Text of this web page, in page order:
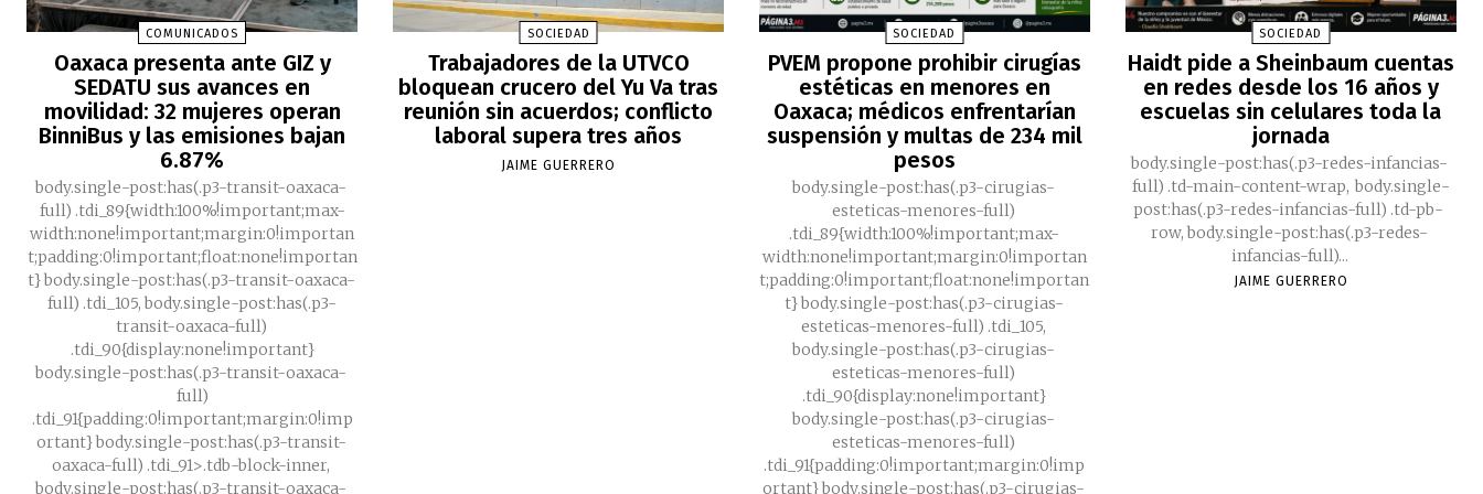
COMUNICADOS
Oaxaca presenta ante GIZ y
SEDATU sus avances en
movilidad: 32 mujeres operan
BinniBus y las emisiones bajan
6.87%
body.single-post:has(.p3-transit-oaxaca-
full) .tdi_89{width:100%!important;max-
width:none!important;margin:0!importan
t;padding:0!important;float:none!importan
t} body.single-post:has(.p3-transit-oaxaca-
full) .tdi_105, body.single-post:has(.p3-
transit-oaxaca-full)
.tdi_90{display:none!important}
body.single-post:has(.p3-transit-oaxaca-
full)
.tdi_91{padding:0!important;margin:0!imp
ortant} body.single-post:has(.p3-transit-
oaxaca-full) .tdi_91>.tdb-block-inner,
body.single-post:has(.p3-transit-oaxaca-
SOCIEDAD
Trabajadores de la UTVCO
bloquean crucero del Yu Va tras
reunión sin acuerdos; conflicto
laboral supera tres años
JAIME GUERRERO
SOCIEDAD
PVEM propone prohibir cirugías
estéticas en menores en
Oaxaca; médicos enfrentarían
suspensión y multas de 234 mil
pesos
body.single-post:has(.p3-cirugias-
esteticas-menores-full)
.tdi_89{width:100%!important;max-
width:none!important;margin:0!importan
t;padding:0!important;float:none!importan
t} body.single-post:has(.p3-cirugias-
esteticas-menores-full) .tdi_105,
body.single-post:has(.p3-cirugias-
esteticas-menores-full)
.tdi_90{display:none!important}
body.single-post:has(.p3-cirugias-
esteticas-menores-full)
.tdi_91{padding:0!important;margin:0!imp
ortant} body.single-post:has(.p3-cirugias-
SOCIEDAD
Haidt pide a Sheinbaum cuentas
en redes desde los 16 años y
escuelas sin celulares toda la
jornada
body.single-post:has(.p3-redes-infancias-
full) .td-main-content-wrap, body.single-
post:has(.p3-redes-infancias-full) .td-pb-
row, body.single-post:has(.p3-redes-
infancias-full)...
JAIME GUERRERO